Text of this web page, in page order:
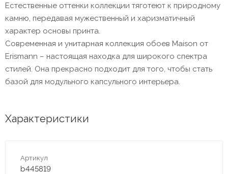
Естественные оттенки коллекции тяготеют к природному
камню, передавая мужественный и харизматичный
характер основы принта.
Современная и унитарная коллекция обоев Maison от
Erismann – настоящая находка для широкого спектра
стилей. Она прекрасно подходит для того, чтобы стать
базой для модульного капсульного интерьера.
Характеристики
Артикул
b445819